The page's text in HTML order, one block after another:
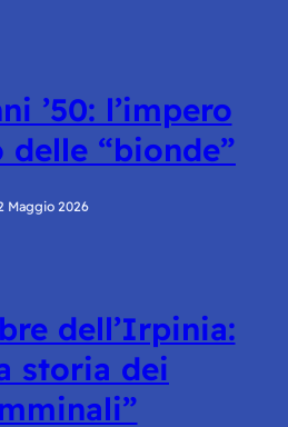
’50: l’impero
delle “bionde”
Maggio 2026
dell’Irpinia:
storia dei